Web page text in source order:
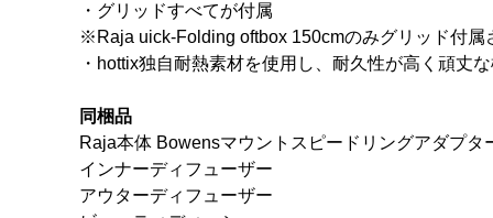
・グリッドすべてが付属
※Raja uick-Folding oftbox 150cmのみグリッド付属
・hottix独自耐熱素材を使用し、耐久性が高く頑丈
同梱品
Raja本体 Bowensマウントスピードリングアダプタ
インナーディフューザー
アウターディフューザー